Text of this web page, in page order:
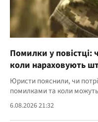
Помилки у
коли нараховують
Юристи пояснили, чи
помилками та коли
6.08.2026 21:32